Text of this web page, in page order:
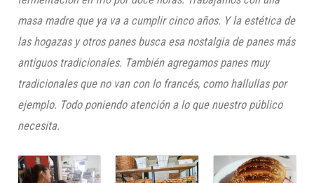
masa madre que ya va a cumplir cinco años. Y la estética de
las hogazas y otros panes busca esa nostalgia de panes más
antiguos tradicionales. También agregamos panes muy
tradicionales que no van con lo francés, como hallullas por
ejemplo. Todo poniendo atención a lo que nuestro público
necesita.